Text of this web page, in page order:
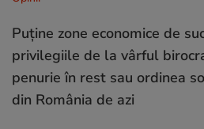
Puține zone economice de
privilegiile de la vârful
penurie în rest sau ordinea
din România de azi